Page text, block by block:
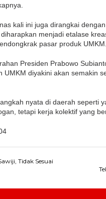
kali ini juga dirangkai
menjadi etalase
pasar produk UMKM.
Presiden Prabowo
UMKM diyakini akan semakin
nyata di daerah seperti
tetapi kerja kolektif yang
Tidak Sesuai